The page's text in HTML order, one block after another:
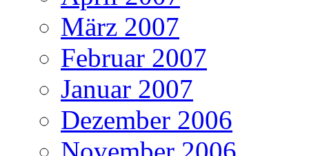
März 2007
Februar 2007
Januar 2007
Dezember 2006